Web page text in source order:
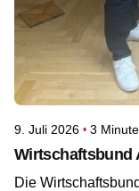
9. Juli 2026 3
Die